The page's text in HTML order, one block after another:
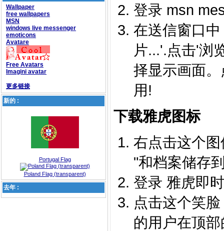
Wallpaper
free wallpapers
MSN
windows live messenger
emoticons
Avatare
Free Avatars
Imagini avatar
更多链接
新的 :
Portugal Flag
Poland Flag (transparent)
去年 :
登录 msn
在送信窗口
片...'.点击'浏
择显示画面
用!
下载雅虎图标
右点击这个
"和档案储存
登录 雅虎即
点击这个笑
的用户在顶